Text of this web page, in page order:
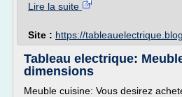
Lire la suite
Site : https://
Tableau electrique:
dimensions
Meuble cuisine: Vous desirez